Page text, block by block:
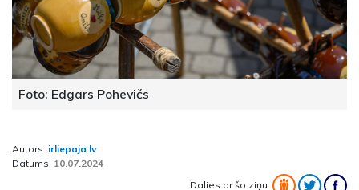
Foto: Edgars Pohevičs
Autors: irliepaja.lv
Datums: 10.07.2024
Dalies ar šo ziņu: